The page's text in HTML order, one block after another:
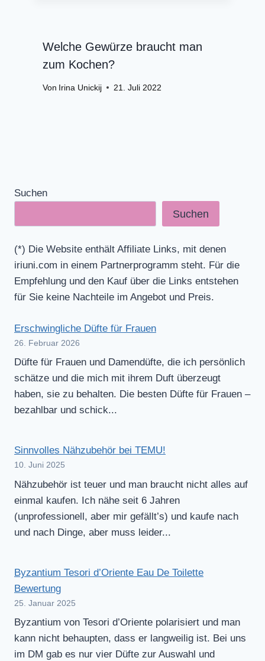
Welche Gewürze braucht man
zum Kochen?
Von Irina Unickij 21. Juli 2022
Suchen
Suchen
(*) Die Website enthält Affiliate Links, mit denen
iriuni.com in einem Partnerprogramm steht. Für die
Empfehlung und den Kauf über die Links entstehen
für Sie keine Nachteile im Angebot und Preis.
Erschwingliche Düfte für Frauen
26. Februar 2026
Düfte für Frauen und Damendüfte, die ich persönlich
schätze und die mich mit ihrem Duft überzeugt
haben, sie zu behalten. Die besten Düfte für Frauen –
bezahlbar und schick...
Sinnvolles Nähzubehör bei TEMU!
10. Juni 2025
Nähzubehör ist teuer und man braucht nicht alles auf
einmal kaufen. Ich nähe seit 6 Jahren
(unprofessionell, aber mir gefällt’s) und kaufe nach
und nach Dinge, aber muss leider...
Byzantium Tesori d’Oriente Eau De Toilette
Bewertung
25. Januar 2025
Byzantium von Tesori d’Oriente polarisiert und man
kann nicht behaupten, dass er langweilig ist. Bei uns
im DM gab es nur vier Düfte zur Auswahl und